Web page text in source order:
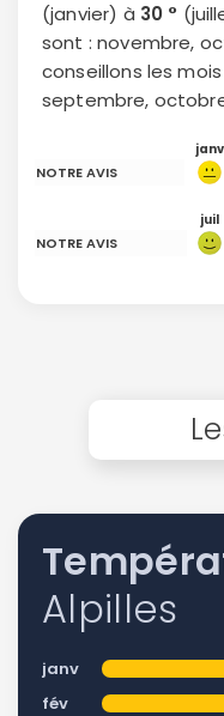
(janvier) à 30 °
sont : novembre,
conseillons les
septembre,
janv
NOTRE AVIS
juil
NOTRE AVIS
Alpilles
janv
fév